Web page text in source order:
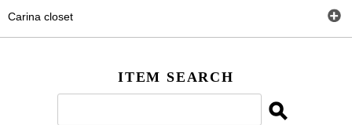
Carina closet
ITEM SEARCH